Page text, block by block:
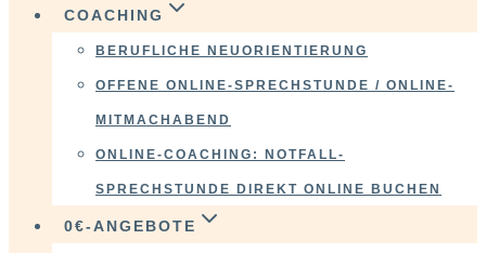
COACHING
BERUFLICHE NEUORIENTIERUNG
OFFENE ONLINE-SPRECHSTUNDE / ONLINE-
MITMACHABEND
ONLINE-COACHING: NOTFALL-
SPRECHSTUNDE DIREKT ONLINE BUCHEN
0€-ANGEBOTE